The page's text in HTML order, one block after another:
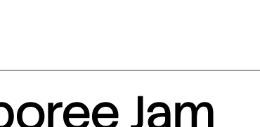
Jam